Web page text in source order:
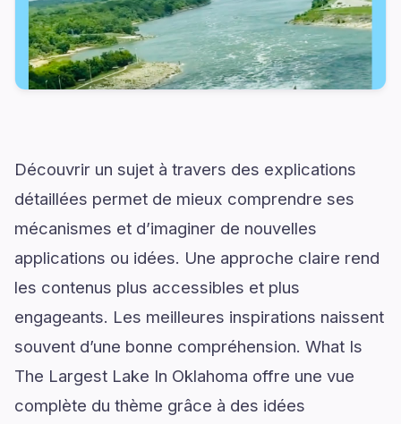
Découvrir un sujet à travers des explications
détaillées permet de mieux comprendre ses
mécanismes et d’imaginer de nouvelles
applications ou idées. Une approche claire rend
les contenus plus accessibles et plus
engageants. Les meilleures inspirations naissent
souvent d’une bonne compréhension. What Is
The Largest Lake In Oklahoma offre une vue
complète du thème grâce à des idées